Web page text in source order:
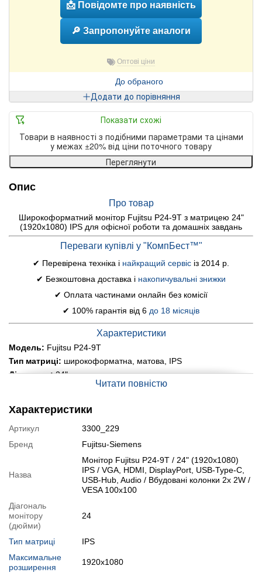
📩 Повідомте про наявність
🔎 Запропонуйте аналоги
Оптові ціни
До обраного
Додати до порівняння
Показати схожі
Товари в наявності з подібними параметрами та цінами
у межах ±20% від ціни поточного товару
Переглянути
Опис
Про товар
Широкоформатний монітор Fujitsu P24-9T з матрицею 24"
(1920x1080) IPS для офісної роботи та домашніх завдань
Переваги купівлі у "КомпБест™"
✔ Перевірена техніка і найкращий сервіс із 2014 р.
✔ Безкоштовна доставка і накопичувальні знижки
✔ Оплата частинами онлайн без комісії
✔ 100% гарантія від 6 до 18 місяців
Характеристики
Модель: Fujitsu P24-9T
Тип матриці: широкоформатна, матова, IPS
Діагональ:24"
Співвідношення сторін: 16:9
Час відгуку:5 мс
Яскравість матриці:250 кд/м2
Контрастність дисплея: статична 1000:1
178° / 178°
Вбудовані колонки:так, 2x 2 W
1x VGA, 1x HDMI, 2x DisplayPort, 1x USB-Type-C, USB-
Hub, Audio
Стан:б/в (клас А: хороший стан; без дефектів; екран чистий;
на корпусі можуть бути сліди звичайного використання)
Додатково:
VESA 100x100
Модифікації
Читати повністю
Характеристики
Артикул
3300_229
Бренд
Fujitsu-Siemens
Назва
Монітор Fujitsu P24-9T / 24" (1920x1080)
IPS / VGA, HDMI, DisplayPort, USB-Type-C,
USB-Hub, Audio / Вбудовані колонки 2x 2W /
VESA 100x100
Діагональ
монітору
(дюйми)
24
Тип матриці
IPS
Максимальне
розширення
1920x1080